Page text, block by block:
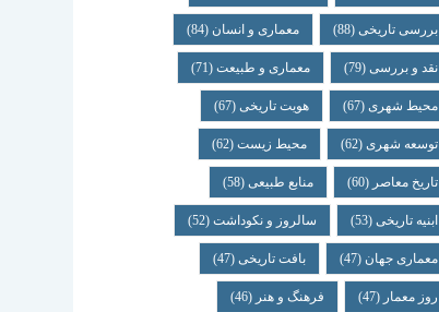
بررسی تاریخی(88) معماری و انسان (84)
نقد و بررسی(79) معماری و طبیعت(71)
محیط شهری(67) هویت تاریخی(67)
توسعه شهری(62) محیط زیست(62)
تاریخ معاصر (60) منابع طبیعی(58)
ابنیه تاریخی(53) سالروز و نکوداشت(52)
معماری جهان (47) بافت تاریخی(47)
روز معمار (47) فرهنگ و هنر (46)